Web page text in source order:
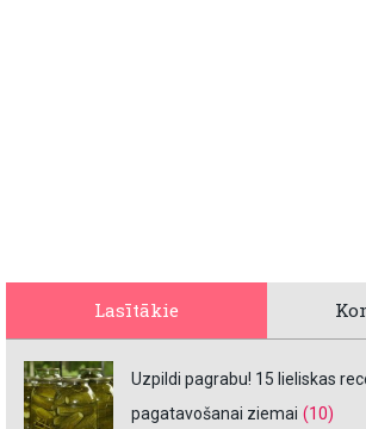
Lasītākie
Uzpildi pagrabu! 15 lieliskas
pagatavošanai ziemai (10)